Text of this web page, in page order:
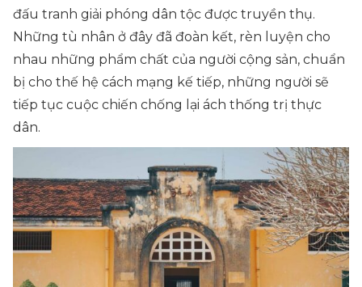
đấu tranh giải phóng dân tộc được truyền thụ.
Những tù nhân ở đây đã đoàn kết, rèn luyện cho
nhau những phẩm chất của người cộng sản, chuẩn
bị cho thế hệ cách mạng kế tiếp, những người sẽ
tiếp tục cuộc chiến chống lại ách thống trị thực
dân.